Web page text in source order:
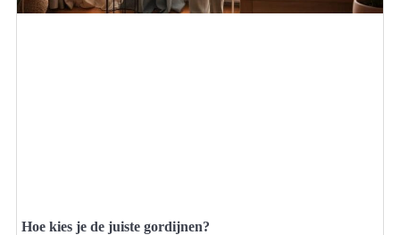
Hoe kies je de juiste gordijnen?